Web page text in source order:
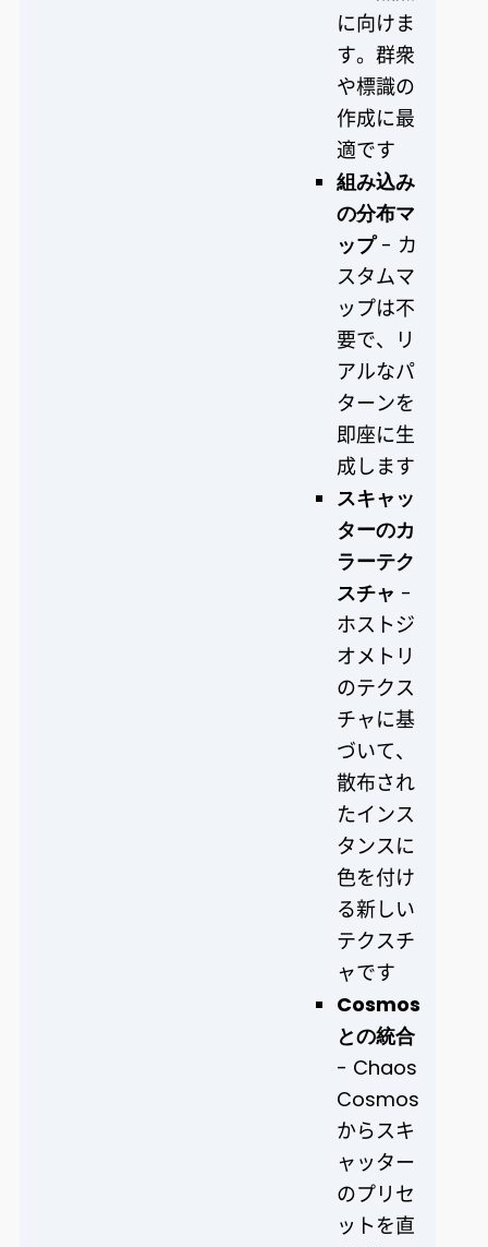
に向けま
す。群衆
や標識の
作成に最
適です
組み込み
の分布マ
ップ- カ
スタムマ
ップは不
要で、リ
アルなパ
ターンを
即座に生
成します
スキャッ
ターのカ
ラーテク
スチャ -
ホストジ
オメトリ
のテクス
チャに基
づいて、
散布され
たインス
タンスに
色を付け
る新しい
テクスチ
ャです
Cosmos
との統合
- Chaos
Cosmos
からスキ
ャッター
のプリセ
ットを直